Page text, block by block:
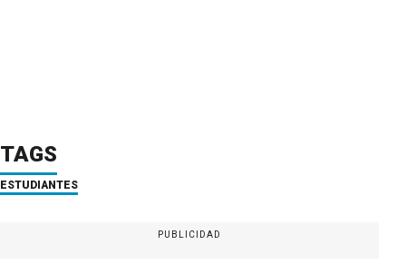
TAGS
ESTUDIANTES
PUBLICIDAD